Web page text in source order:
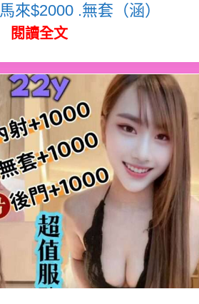
馬來$2000 .無套（涵）
閱讀全文